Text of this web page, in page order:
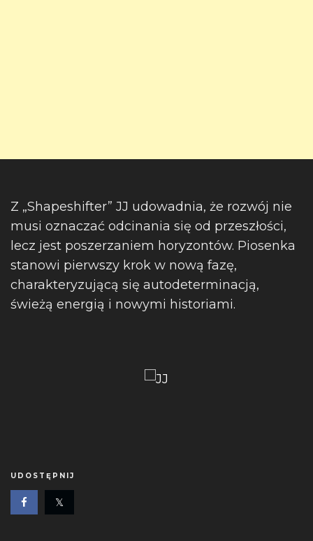
Z „Shapeshifter” JJ udowadnia, że rozwój nie
musi oznaczać odcinania się od przeszłości,
lecz jest poszerzaniem horyzontów. Piosenka
stanowi pierwszy krok w nową fazę,
charakteryzującą się autodeterminacją,
świeżą energią i nowymi historiami.
UDOSTĘPNIJ